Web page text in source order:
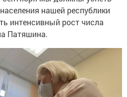
нашей республики
интенсивный рост числа
Патяшина.